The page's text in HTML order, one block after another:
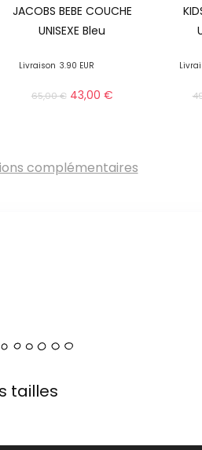
JACOBS BEBE COUCHE
UNISEXE Bleu
Livraison 3.90 EUR
65,00€ 43,00 €
complémentaires
tailles